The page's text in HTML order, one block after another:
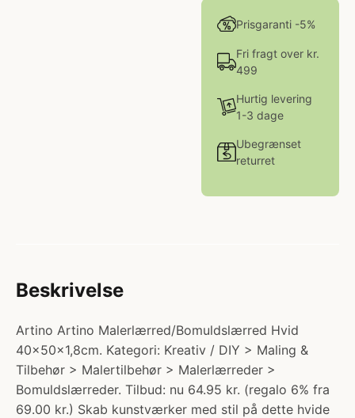
Prisgaranti -5%
Fri fragt over kr.
499
Hurtig levering
1-3 dage
Ubegrænset
returret
Beskrivelse
Artino Artino Malerlærred/Bomuldslærred Hvid
40x50x1,8cm. Kategori: Kreativ / DIY > Maling &
Tilbehør > Malertilbehør > Malerlærreder >
Bomuldslærreder. Tilbud: nu 64.95 kr. (regalo 6% fra
69.00 kr.) Skab kunstværker med stil på dette hvide